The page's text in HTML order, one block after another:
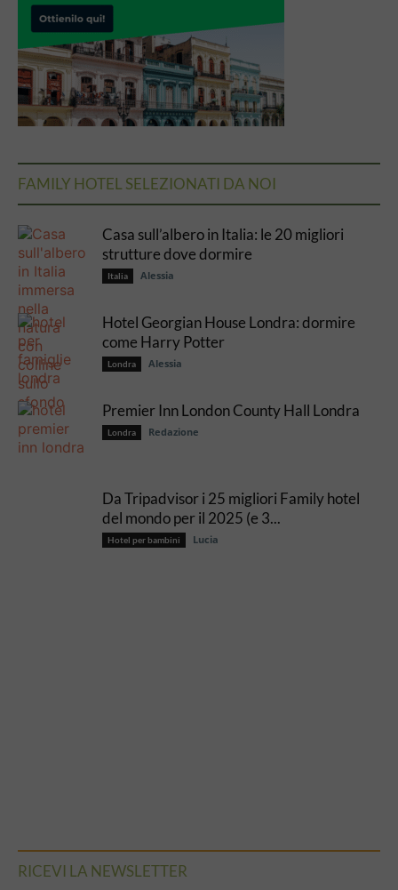
FAMILY HOTEL SELEZIONATI DA NOI
Casa sull’albero in Italia: le 20 migliori
strutture dove dormire
Italia Alessia
Hotel Georgian House Londra: dormire
come Harry Potter
Londra Alessia
Premier Inn London County Hall Londra
Londra Redazione
Da Tripadvisor i 25 migliori Family hotel
del mondo per il 2025 (e 3...
Hotel per bambini Lucia
RICEVI LA NEWSLETTER